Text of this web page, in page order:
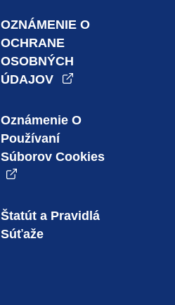
OZNÁMENIE O
OCHRANE
OSOBNÝCH
ÚDAJOV
Nastavenia
súborov cookie
Oznámenie O
Súborov Cookies